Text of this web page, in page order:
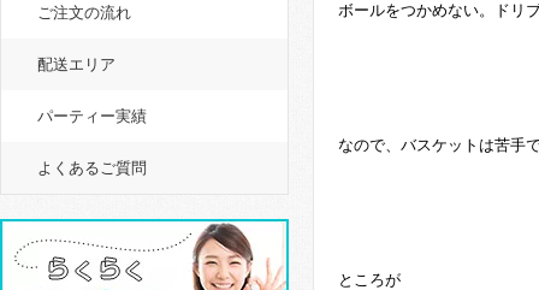
ボールをつかめない。ドリ
なので、バスケットは苦手
ところが
ご注文の流れ
配送エリア
パーティー実績
よくあるご質問